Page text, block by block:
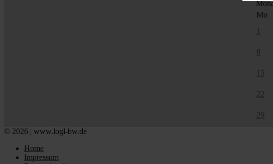
Mo
1
8
15
22
29
© 2026 | www.logl-bw.de
Home
Impressum